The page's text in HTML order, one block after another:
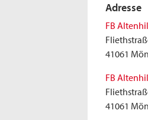
Adresse
FB
41061
FB
41061